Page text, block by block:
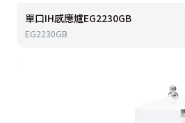
單口IH感應爐EG2230GB
EG2230GB